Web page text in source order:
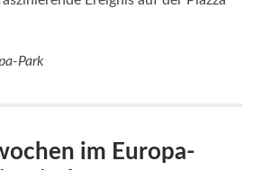
und
Ruhe und Entspannung zu genießen